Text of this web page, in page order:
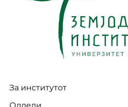
За институтот